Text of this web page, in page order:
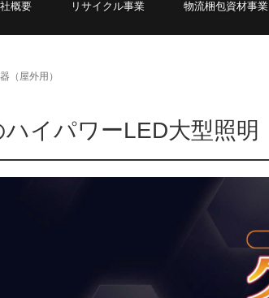
概要 リサイクル事業 物流梱包資材事業
（屋外用）
イパワーLED大型照明